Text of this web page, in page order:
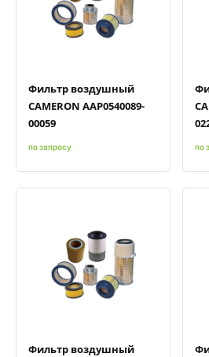
Быстрый просмотрДобавить к сравнению
Добавить в избранное
Фильтр воздушный
CAMERON AAP0540089-
00059
по запросу по
Быстрый просмотрДобавить к сравнению
Добавить в избранное
Фильтр воздушный